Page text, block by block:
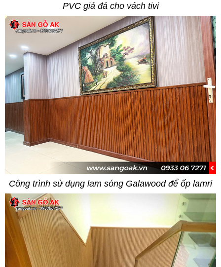
PVC giả đá cho vách tivi
Công trình sử dụng lam sóng Galawood để ốp lamri